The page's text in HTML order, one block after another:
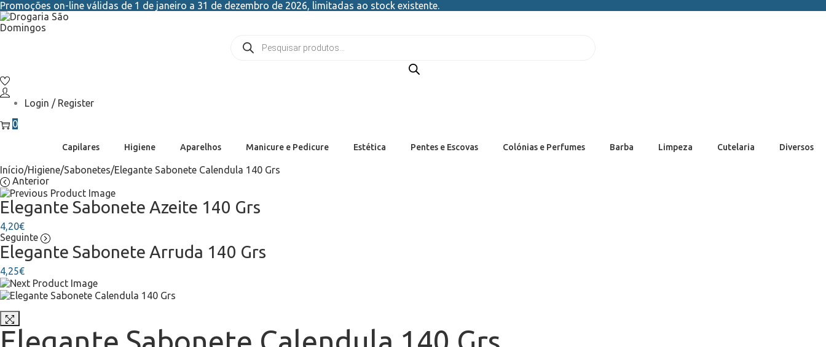
Promoções on-line válidas de 1 de janeiro a 31 de dezembro de 2026, limitadas ao stock existente.
Login / Register
0
Capilares Higiene Aparelhos Manicure e Pedicure Estética Pentes e Escovas Colónias e Perfumes Barba Limpeza Cutelaria Diversos
Início/Higiene/Sabonetes/Elegante Sabonete Calendula 140 Grs
Anterior
Elegante Sabonete Azeite 140 Grs
4,20€
Seguinte
Elegante Sabonete Arruda 140 Grs
4,25€